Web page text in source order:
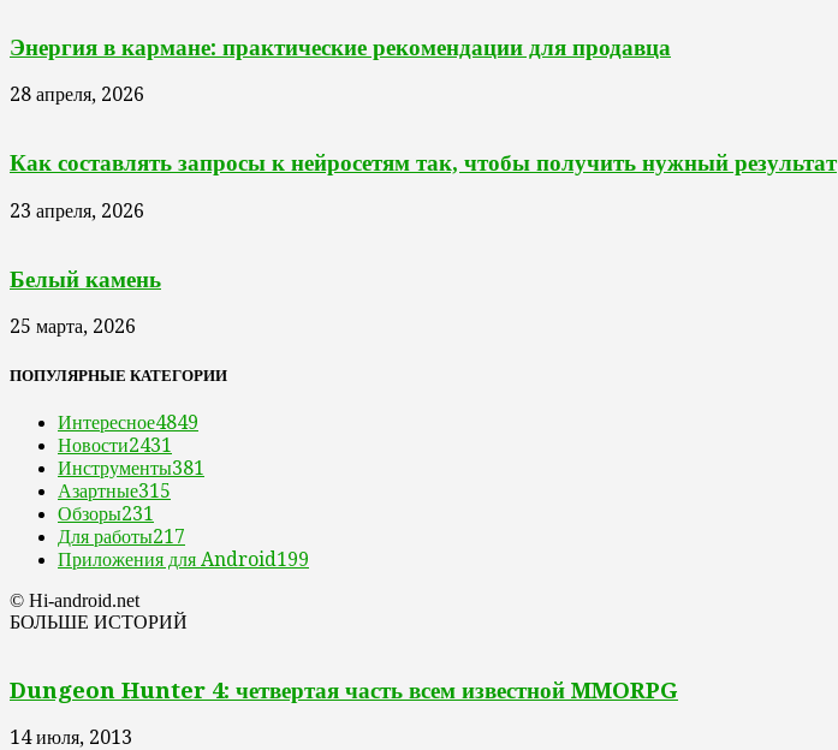
Энергия в кармане: практические рекомендации для продавца
28 апреля, 2026
Как составлять запросы к нейросетям так, чтобы получить нужный результат
23 апреля, 2026
Белый камень
25 марта, 2026
ПОПУЛЯРНЫЕ КАТЕГОРИИ
Интересное4849
Новости2431
Инструменты381
Азартные315
Обзоры231
Для работы217
Приложения для Android199
© Hi-android.net
БОЛЬШЕ ИСТОРИЙ
Dungeon Hunter 4: четвертая часть всем известной MMORPG
14 июля, 2013